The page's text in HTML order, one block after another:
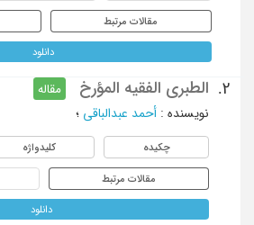
مقالات مرتبط
دانلود
2. الطبری الفقیه المؤرخ
مقاله
نویسنده : أحمد عبدالباقی ؛
چکیده کلیدواژه
مقالات مرتبط
دانلود